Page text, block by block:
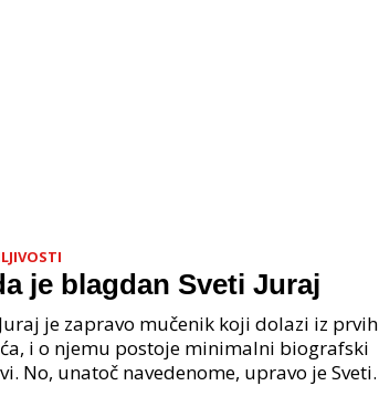
je blagdan Sveti Juraj
je zapravo mučenik koji dolazi iz prvih
i o njemu postoje minimalni biografski
No, unatoč navedenome, upravo je Sveti